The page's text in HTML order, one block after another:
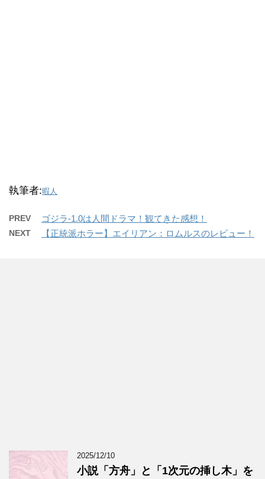
執筆者:暇人
PREV ゴジラ-1.0は人間ドラマ！観てきた感想！
NEXT 【正統派ホラー】エイリアン：ロムルスのレビュー！
2025/12/10
小説「方舟」と「1次元の挿し木」を